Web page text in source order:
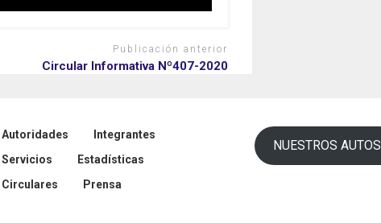
Publicación anterior
Circular Informativa Nº407-2020
Autoridades
Integrantes
Servicios
Estadísticas
Circulares
Prensa
NUESTROS AUTOS